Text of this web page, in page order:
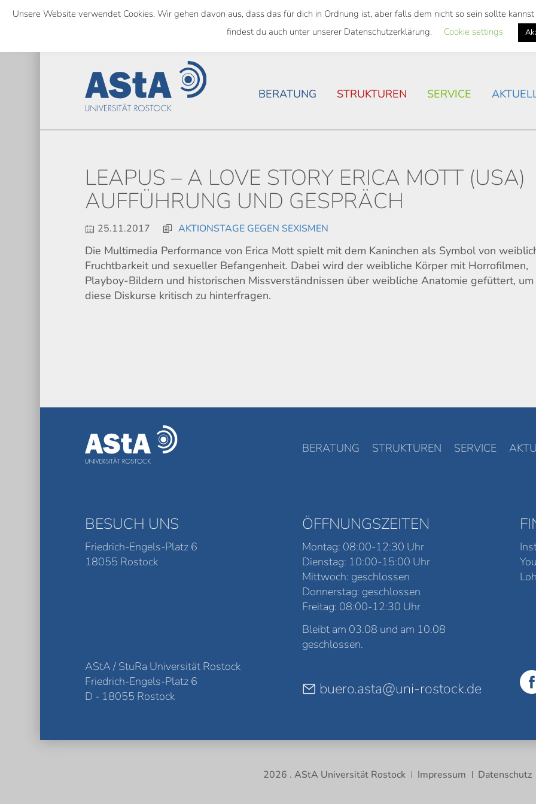
Skip
content
SEMESTERTICKET ALS BUNDESWEITES TICKET
BERATUNG STRUKTUREN SERVICE
LEAPUS – A LOVE STORY ERICA MOTT (USA)
AUFFÜHRUNG UND GESPRÄCH
25.11.2017 AKTIONSTAGE GEGEN SEXISMEN
Die Multimedia Performance von Erica Mott spielt mit dem Kaninchen als Symbol von
Fruchtbarkeit und sexueller Befangenheit. Dabei wird der weibliche Körper mit Horrofilmen,
Playboy-Bildern und historischen Missverständnissen über weibliche Anatomie gefüttert, um
diese Diskurse kritisch zu hinterfragen.
BERATUNG STRUKTUREN SERVICE
BESUCH UNS
Friedrich-Engels-Platz 6
18055 Rostock
ÖFFNUNGSZEITEN
Montag: 08:00-12:30 Uhr
Dienstag: 10:00-15:00 Uhr
Mittwoch: geschlossen
Donnerstag: geschlossen
Freitag: 08:00-12:30 Uhr
Bleibt am 03.08 und am 10.08
geschlossen.
AStA / StuRa Universität Rostock
Friedrich-Engels-Platz 6
D - 18055 Rostock
buero.asta@uni-rostock.de
2026 . AStA Universität Rostock Impressum Datenschutz
Unsere Website verwendet Cookies. Wir gehen davon aus, dass das für dich in Ordnung ist, aber falls dem nicht so sein sollte
findest du auch unter unserer Datenschutzerklärung.
Cookie settings